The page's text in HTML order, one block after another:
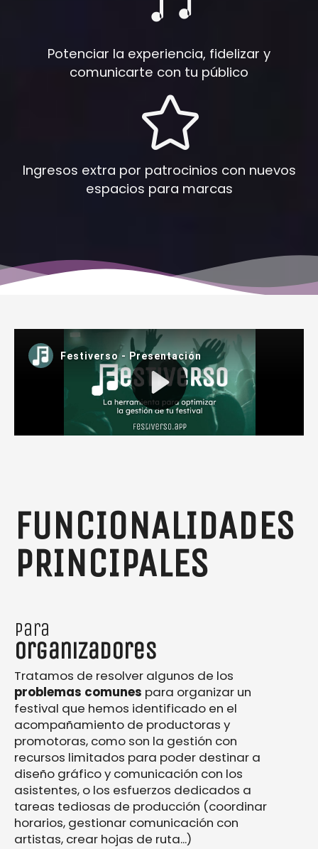
Potenciar la experiencia, fidelizar y
comunicarte con tu público
Ingresos extra por patrocinios con nuevos
espacios para marcas
FUNCIONALIDADES
PRINCIPALES
para
Organizadores
Tratamos de resolver algunos de los
problemas comunes para organizar un
festival que hemos identificado en el
acompañamiento de productoras y
promotoras, como son la gestión con
recursos limitados para poder destinar a
diseño gráfico y comunicación con los
asistentes, o los esfuerzos dedicados a
tareas tediosas de producción (coordinar
horarios, gestionar comunicación con
artistas, crear hojas de ruta...)